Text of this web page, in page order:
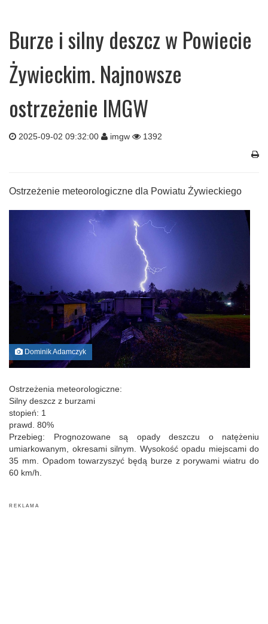
Burze i silny deszcz w Powiecie
Żywieckim. Najnowsze
ostrzeżenie IMGW
2025-09-02 09:32:00 imgw 1392
Ostrzeżenie meteorologiczne dla Powiatu Żywieckiego
Dominik Adamczyk
Ostrzeżenia meteorologiczne:
Silny deszcz z burzami
stopień: 1
prawd. 80%
Przebieg: Prognozowane są opady deszczu o natężeniu
umiarkowanym, okresami silnym. Wysokość opadu miejscami do
35 mm. Opadom towarzyszyć będą burze z porywami wiatru do
60 km/h.
R E K L A M A